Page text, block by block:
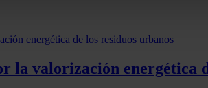
y análisis web, quienes pueden
la valorización energética